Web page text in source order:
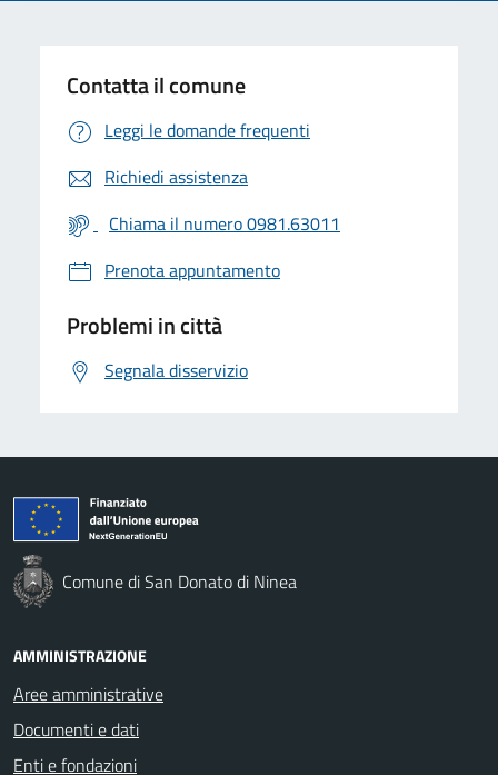
Contatta il comune
Leggi le domande frequenti
Richiedi assistenza
Chiama il numero 0981.63011
Prenota appuntamento
Problemi in città
Segnala disservizio
Comune di San Donato di Ninea
AMMINISTRAZIONE
Aree amministrative
Documenti e dati
Enti e fondazioni